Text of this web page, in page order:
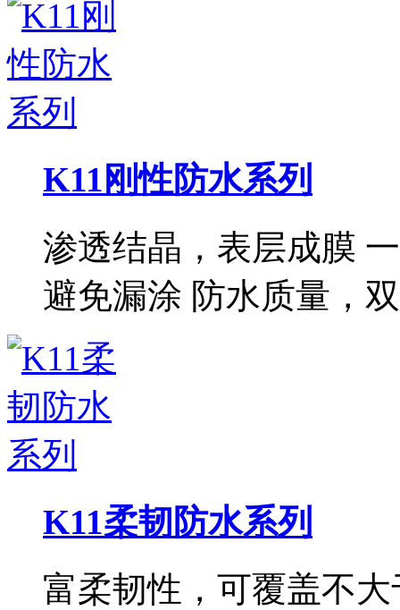
K11刚性防水系列
渗透结晶，表层成膜
避免漏涂 防水质量，
K11柔韧防水系列
富柔韧性，可覆盖不